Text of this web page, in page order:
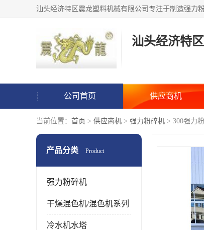
汕头经济特
公司首页 供应商机
当前位置： 首页 > 供应商机 > 强力粉碎机 > 300强力
产品分类 Product
强力粉碎机
干燥混色机/混色机系列
冷水机水塔